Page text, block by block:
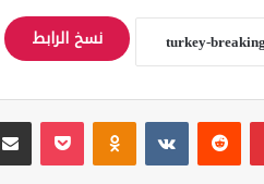
نسخ الرابط
بينتيريست Odnoklassniki
‫Pocket